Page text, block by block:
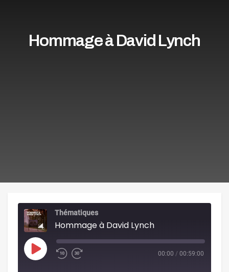
Hommage à David Lynch
Thématiques
Hommage à David Lynch
Play
Episode
00:00 / 00:59:00